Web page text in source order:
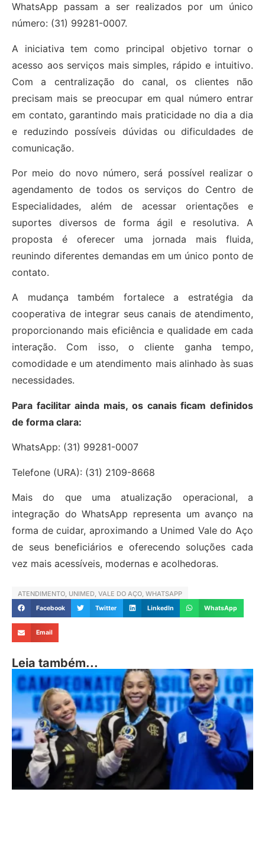
WhatsApp passam a ser realizados por um único
número: (31) 99281-0007.
A iniciativa tem como principal objetivo tornar o
acesso aos serviços mais simples, rápido e intuitivo.
Com a centralização do canal, os clientes não
precisam mais se preocupar em qual número entrar
em contato, garantindo mais praticidade no dia a dia
e reduzindo possíveis dúvidas ou dificuldades de
comunicação.
Por meio do novo número, será possível realizar o
agendamento de todos os serviços do Centro de
Especialidades, além de acessar orientações e
suportes diversos de forma ágil e resolutiva. A
proposta é oferecer uma jornada mais fluida,
reunindo diferentes demandas em um único ponto de
contato.
A mudança também fortalece a estratégia da
cooperativa de integrar seus canais de atendimento,
proporcionando mais eficiência e qualidade em cada
interação. Com isso, o cliente ganha tempo,
comodidade e um atendimento mais alinhado às suas
necessidades.
Para facilitar ainda mais, os canais ficam definidos
de forma clara:
WhatsApp: (31) 99281-0007
Telefone (URA): (31) 2109-8668
Mais do que uma atualização operacional, a
integração do WhatsApp representa um avanço na
forma de cuidar, aproximando a Unimed Vale do Aço
de seus beneficiários e oferecendo soluções cada
vez mais acessíveis, modernas e acolhedoras.
ATENDIMENTO UNIMED VALE DO AÇO WHATSAPP
Facebook Twitter LinkedIn WhatsApp
Email
Leia também...